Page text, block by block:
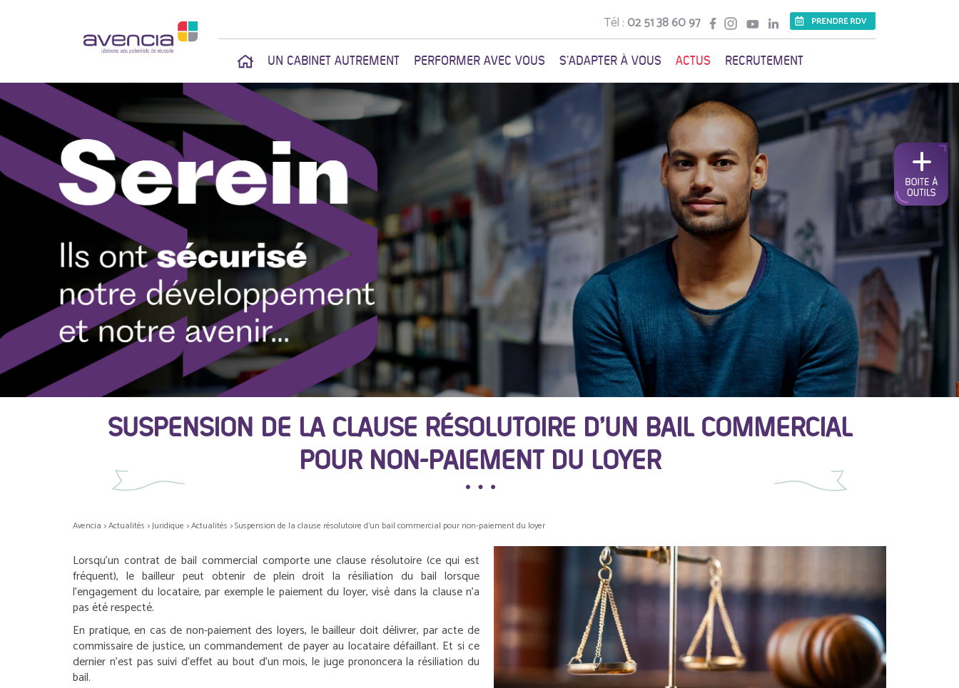
Tél :02 51 38 60 97
UN CABINET AUTREMENT PERFORMER AVEC VOUS S'ADAPTER À VOUS ACTUS RECRUTEMENT
SUSPENSION DE LA CLAUSE RÉSOLUTOIRE D’UN BAIL COMMERCIAL
POUR NON-PAIEMENT DU LOYER
Avencia >Actualités >Juridique >Actualités >Suspension de la clause résolutoire d’un bail commercial pour non-paiement du loyer
Lorsqu’un contrat de bail commercial comporte une clause résolutoire (ce qui est
fréquent), le bailleur peut obtenir de plein droit la résiliation du bail lorsque
l’engagement du locataire, par exemple le paiement du loyer, visé dans la clause n’a
pas été respecté.
En pratique, en cas de non-paiement des loyers, le bailleur doit délivrer, par acte de
commissaire de justice, un commandement de payer au locataire défaillant. Et si ce
dernier n’est pas suivi d’effet au bout d’un mois, le juge prononcera la résiliation du
bail.